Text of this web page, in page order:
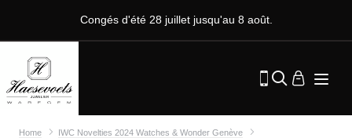
Congés d'été 28 juillet jusqu'au 8 août.
Home
IWC Novelties 2024 Watches & Wonder Genève